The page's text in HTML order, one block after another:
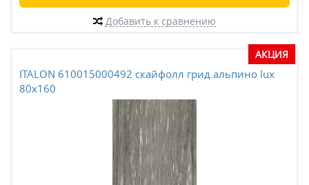
Добавить к сравнению
АКЦИЯ
ITALON 610015000492 скайфолл грид.альпино lux
80x160